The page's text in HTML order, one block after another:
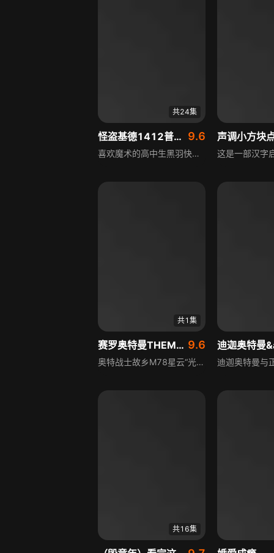
共24集
怪盗基德1412普通话版 9.6
喜欢魔术的高中生黑羽快斗，在房间密室发现怪盗基德的服装，后从父亲助手寺井黄之助口中得知父亲是怪盗基德且被暗杀，为找杀父仇人，快斗以第二代怪盗基德身份调查，活动中与杀父仇人神秘组织相遇，故事正式展开。
声调小方块
共1集
赛罗奥特曼THEMOVIE超决战贝利亚银河帝国普通话版 9.6
奥特战士故乡M78星云“光之国”遭神秘敌人袭击，赛罗奥特曼因过于自信差点失手，在父亲赛文帮助下突围灭敌。为弥补草率，他戴奥特手镯独自探查敌人身份，途中与青年岚、小治相遇，与岚合体后得知幕后黑手是复活的银河皇帝贝利亚，一场超决战即将展开。
共16集